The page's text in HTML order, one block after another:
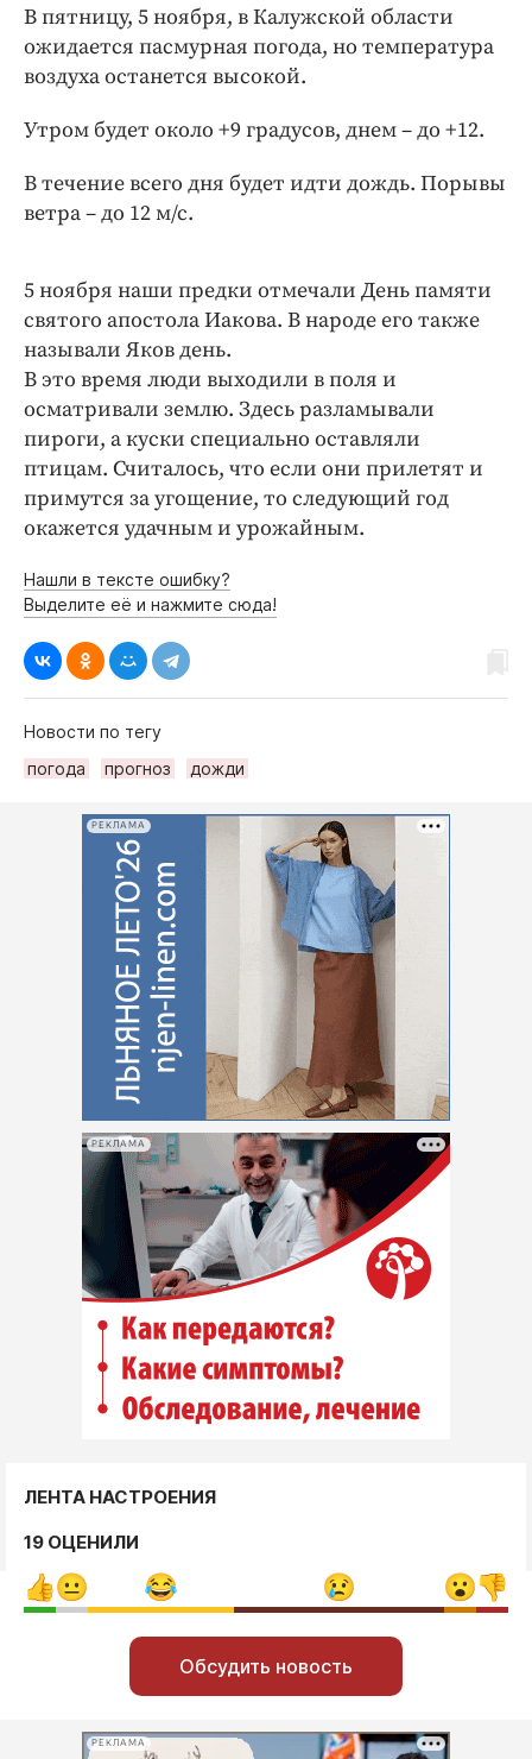
ПРОЕКТЫ
Блоги
Медиаперсона
Интересное чтиво
Клиника года
Работодатель года
В пятницу, 5 ноября, в Калужской области
ожидается пасмурная погода, но температура
воздуха останется высокой.
Утром будет около +9 градусов, днем – до +12.
В течение всего дня будет идти дождь. Порывы
ветра – до 12 м/с.
5 ноября наши предки отмечали День памяти
святого апостола Иакова. В народе его также
называли Яков день.
В это время люди выходили в поля и
осматривали землю. Здесь разламывали
пироги, а куски специально оставляли
птицам. Считалось, что если они прилетят и
примутся за угощение, то следующий год
окажется удачным и урожайным.
Нашли в тексте ошибку?
Выделите её и нажмите сюда!
Новости по тегу
погода
прогноз дожди
РЕКЛАМА
РЕКЛАМА
ЛЕНТА НАСТРОЕНИЯ
19 ОЦЕНИЛИ
Обсудить новость
РЕКЛАМА